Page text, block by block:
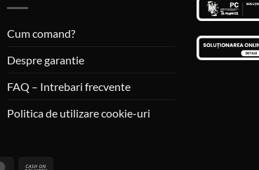
Cum comand?
Despre garantie
FAQ – Intrebari frecvente
Politica de utilizare cookie-uri
MasterCard